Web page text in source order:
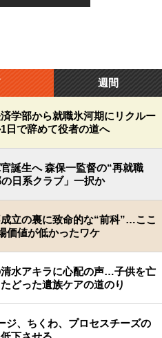
週間
学部から就職氷河期にリクルー
日で辞めて役者の道へ
誕生へ 森保一監督の“再就職
日系クラブ」一択か
立の裏に致命的な“前科”…ここ
価値が低かったワケ
水アキラに心配の声…子供を亡
どった遺族ケアの道のり
ジ、ちくわ、プロセスチーズの